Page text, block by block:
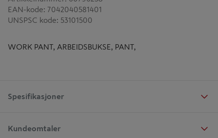
EAN-kode: 7042040581401
UNSPSC kode: 53101500
WORK PANT, ARBEIDSBUKSE, PANT,
Spesifikasjoner
Kundeomtaler